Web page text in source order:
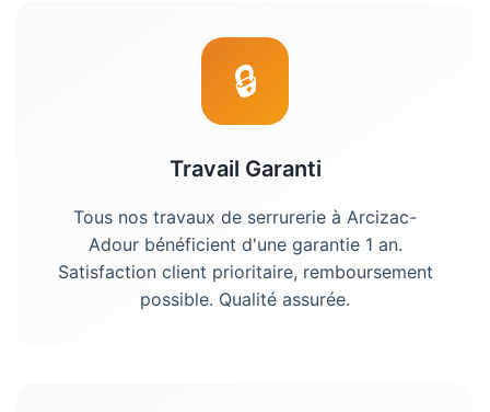
🔒
Travail Garanti
Tous nos travaux de serrurerie à Arcizac-
Adour bénéficient d'une garantie 1 an.
Satisfaction client prioritaire, remboursement
possible. Qualité assurée.